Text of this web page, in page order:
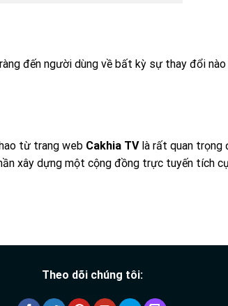
đến người dùng về bất kỳ sự thay đổi
từ trang web Cakhia TVlà rất quan trọng
xây dựng một cộng đồng trực tuyến tích
Theo dõi chúng tôi: